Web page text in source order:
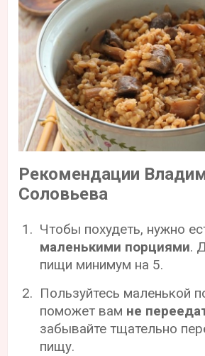
Рекомендации
Соловьева
Чтобы похудеть, нужно
маленькими порциями.
пищи минимум на 5.
Пользуйтесь маленькой
поможет вам не
забывайте тщательно
пищу.